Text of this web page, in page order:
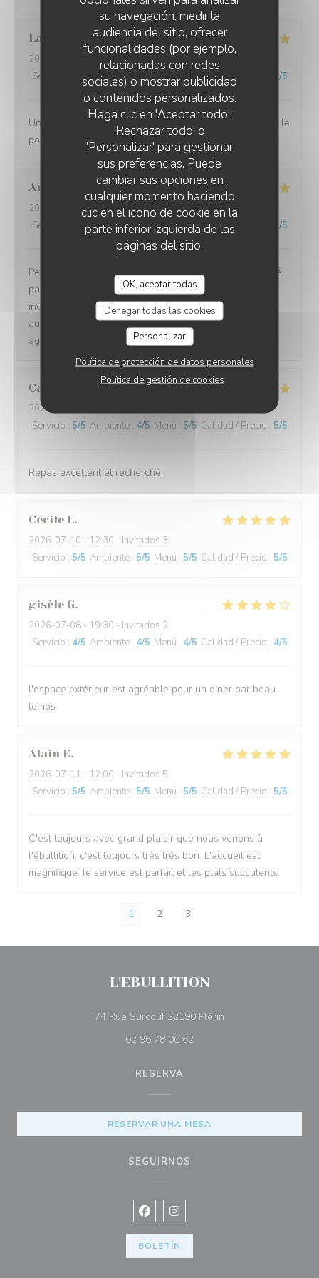
su navegación, medir la
audiencia del sitio, ofrecer
funcionalidades (por ejemplo,
relacionadas con redes
sociales) o mostrar publicidad
o contenidos personalizados.
Haga clic en 'Aceptar todo',
'Rechazar todo' o
'Personalizar' para gestionar
sus preferencias. Puede
cambiar sus opciones en
cualquier momento haciendo
clic en el icono de cookie en la
parte inferior izquierda de las
páginas del sitio.
OK, aceptar todas
Denegar todas las cookies
Personalizar
Política de protección de datos personales
Política de gestión de cookies
Laurent
2026-07-10
- 12:00 - Invitados 2
Servicio
/5 Ambiente : 5/5 Menú: 5/5 Calidad / Precio /5
Une très bonne halte. Nous nous sommes régalés avec le
poulpe du chef.
Andrea
2026-07-08 - 19:00 - Invitados 2
Servicio
/5 Ambiente:5/5 Menú: 5/5 Calidad / Precio /5
Petit restaurant à Saint Laurent qui m'a été recommandé
par une amie et on a bien fait d'y aller ! Le poulpe était
incroyablement tendre et délicieux. Le reste du repas
aussi d'ailleurs. Équipe très sympa et la terrasse très
agréable. A refaire !!
Cathy
2026-07-11
Servicio : 5/5 Ambiente : 4/5 Menú : 5/5 Calidad / Precio : 5/5
Repas excellent et recherché,
Cécile L
2026-07-10 - 12:30 - Invitados 3
Servicio : 5/5 Ambiente : 5/5 Menú : 5/5 Calidad / Precio : 5/5
gisèle G
2026-07-08 - 19:30 - Invitados 2
Servicio : 4/5 Ambiente : 4/5 Menú : 4/5 Calidad / Precio : 4/5
l'espace extérieur est agréable pour un diner par beau
temps
Alain E
2026-07-11 - 12:00 - Invitados 5
Servicio : 5/5 Ambiente : 5/5 Menú : 5/5 Calidad / Precio : 5/5
C'est toujours avec grand plaisir que nous venons à
l'ébullition, c'est toujours très très bon. L'accueil est
magnifique, le service est parfait et les plats succulents.
1 2 3
L'EBULLITION
74 Rue Surcouf 22190 Plérin
02 96 78 00 62
RESERVA
RESERVAR UNA MESA
SEGUIRNOS
Facebook ((abre en una nueva
Instagram ((abre en una
BOLETÍN
L'EBULLITION